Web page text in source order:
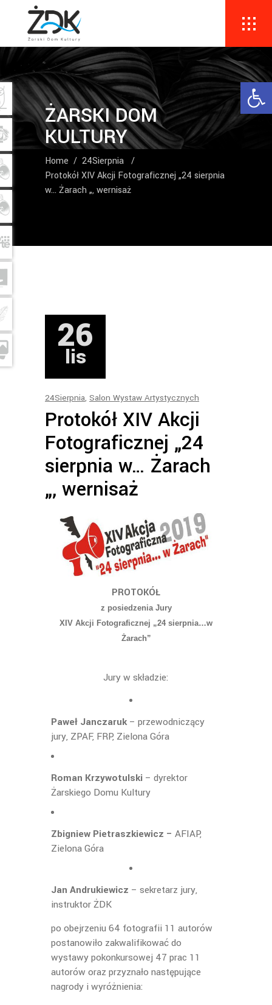
ŻARSKI DOM
KULTURY
Home / 24Sierpnia /
Protokół XIV Akcji Fotograficznej „24 sierpnia
w… Żarach „, wernisaż
26
lis
24Sierpnia, Salon Wystaw Artystycznych
Protokół XIV Akcji
Fotograficznej „24
sierpnia w… Żarach
„, wernisaż
PROTOKÓŁ
z posiedzenia Jury
XIV Akcji Fotograficznej „24 sierpnia…w
Żarach”
Jury w składzie:
Paweł Janczaruk– przewodniczący
jury, ZPAF, FRP, Zielona Góra
Roman Krzywotulski – dyrektor
Żarskiego Domu Kultury
Zbigniew Pietraszkiewicz – AFIAP,
Zielona Góra
Jan Andrukiewicz – sekretarz jury,
instruktor ŻDK
po obejrzeniu 64 fotografii 11 autorów
postanowiło zakwalifikować do
wystawy pokonkursowej 47 prac 11
autorów oraz przyznało następujące
nagrody i wyróżnienia: